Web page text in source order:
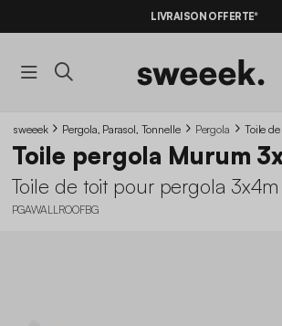
LIVRAISON OFFERTE*
sweeek Pergola, Parasol, Tonnelle Pergola Toile
Toile pergola Murum
Toile de toit pour pergola 3x4m
PGAWALLROOFBG